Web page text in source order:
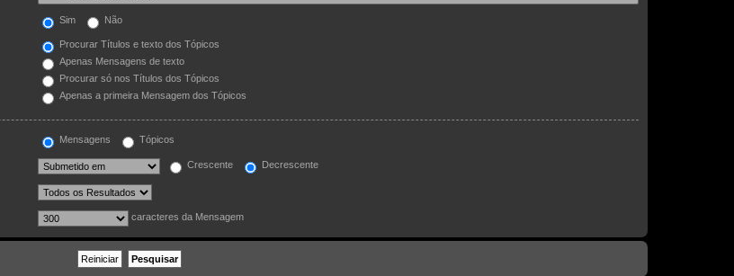
Sim Não
Procurar Títulos e texto dos Tópicos
Apenas Mensagens de texto
Procurar só nos Títulos dos Tópicos
Apenas a primeira Mensagem dos Tópicos
Mensagens Tópicos
Crescente Decrescente
caracteres da Mensagem